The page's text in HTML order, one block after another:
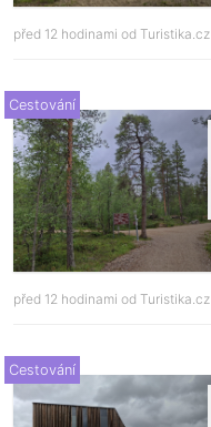
před 12 hodinami od Turistika.cz
Cestování
před 12 hodinami od Turistika.cz
Cestování